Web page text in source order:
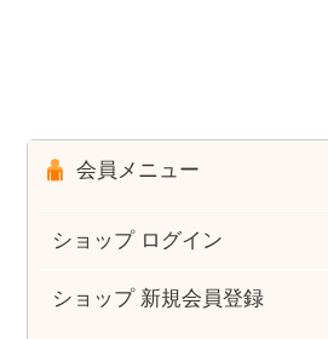
会員メニュー
ショップ ログイン
ショップ 新規会員登録